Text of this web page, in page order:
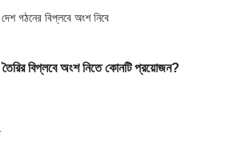
গঠনের বিপ্লবে অংশ নিবে
বিপ্লবে অংশ নিতে কোনটি প্রয়োজন?